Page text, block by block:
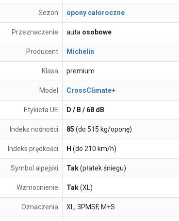
Sezon opony całoroczne
Przeznaczenie auta osobowe
Producent Michelin
Klasa premium
Model CrossClimate+
Etykieta UE D / B / 68 dB
Indeks nośności 85 (do 515 kg/oponę)
Indeks prędkości H (do 210 km/h)
Symbol alpejski Tak(płatek śniegu)
Wzmocnienie Tak(XL)
Oznaczenia XL, 3PMSF, M+S